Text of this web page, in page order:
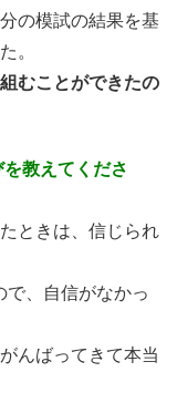
の模試の結果を基
。
むことができたの
教えてくださ
ときは、信じられ
、自信がなかっ
んばってきて本当